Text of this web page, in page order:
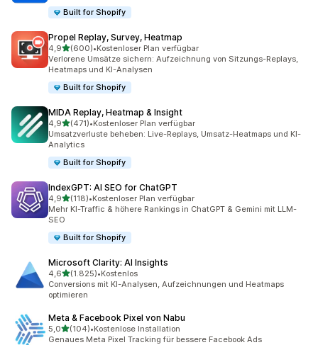
Built for Shopify
Propel Replay, Survey, Heatmap
4,9von 5 Sternen
(600)
600 Rezensionen insgesamt
•Kostenloser Plan verfügbar
Verlorene Umsätze sichern: Aufzeichnung von Sitzungs-Replays,
Heatmaps und KI-Analysen
Built for Shopify
MIDA Replay, Heatmap & Insight
4,9von 5 Sternen
(471)
471 Rezensionen insgesamt
•Kostenloser Plan verfügbar
Umsatzverluste beheben: Live-Replays, Umsatz-Heatmaps und KI-
Analytics
Built for Shopify
IndexGPT: AI SEO for ChatGPT
4,9von 5 Sternen
(118)
118 Rezensionen insgesamt
•Kostenloser Plan verfügbar
Mehr KI-Traffic & höhere Rankings in ChatGPT & Gemini mit LLM-
SEO
Built for Shopify
Microsoft Clarity: AI Insights
4,6von 5 Sternen
(1.825)
1825 Rezensionen insgesamt
•Kostenlos
Conversions mit KI-Analysen, Aufzeichnungen und Heatmaps
optimieren
Meta & Facebook Pixel von Nabu
5,0von 5 Sternen
(104)
104 Rezensionen insgesamt
•Kostenlose Installation
Genaues Meta Pixel Tracking für bessere Facebook Ads